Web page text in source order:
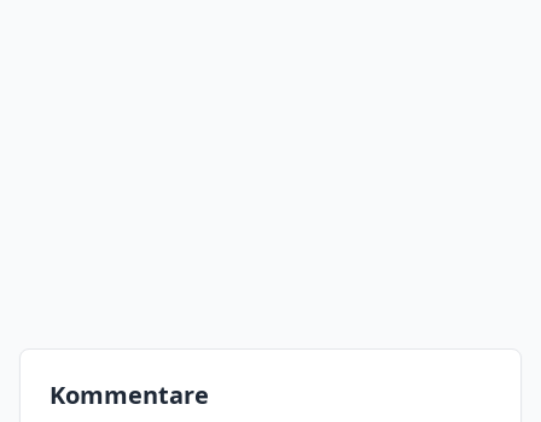
Kommentare